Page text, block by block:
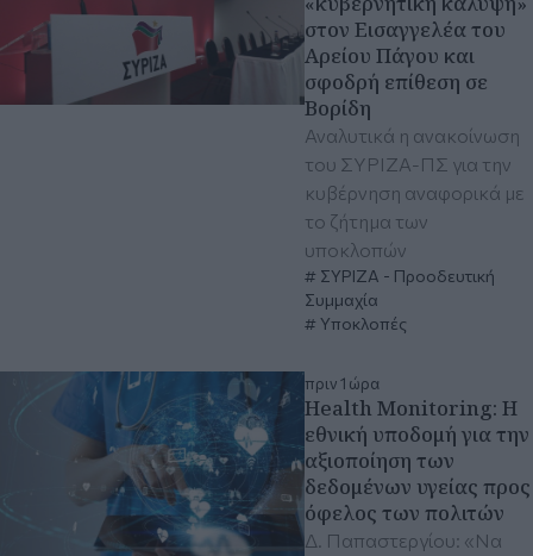
στον Εισαγγελέα του
Αρείου Πάγου και
σφοδρή επίθεση σε
Βορίδη
Αναλυτικά η ανακοίνωση
του ΣΥΡΙΖΑ-ΠΣ για την
κυβέρνηση αναφορικά με
το ζήτημα των
υποκλοπών
ΣΥΡΙΖΑ - Προοδευτική
Συμμαχία
Υποκλοπές
πριν 1 ώρα
Health Monitoring: Η
εθνική υποδομή για την
αξιοποίηση των
δεδομένων υγείας προς
όφελος των πολιτών
Δ. Παπαστεργίου: «Να